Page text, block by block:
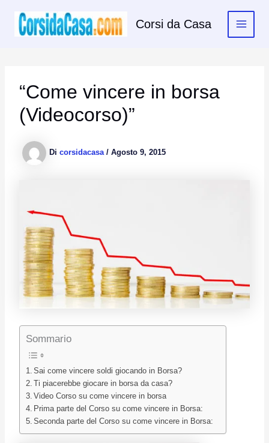
contenuto
Corsi da Casa
“Come vincere in borsa
(Videocorso)”
Di corsidacasa / Agosto 9, 2015
Sommario
Sai come vincere soldi giocando in Borsa?
Ti piacerebbe giocare in borsa da casa?
Video Corso su come vincere in borsa
Prima parte del Corso su come vincere in Borsa:
Seconda parte del Corso su come vincere in Borsa: